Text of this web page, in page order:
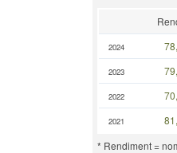
2024
2023
2022
2021
* Rendiment =